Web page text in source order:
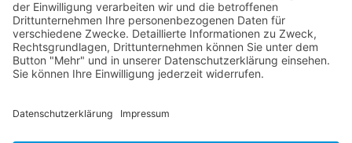
Gießereistraße 29
83022 Rosenheim
Tel.:+49 8031 282 09 50
Web:
www.walbee.de